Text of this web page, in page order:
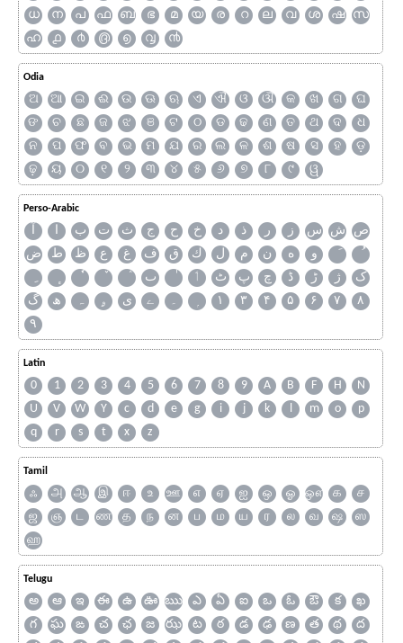
ധ
ന പ ഫ ബ ഭ മ യ ര റ ല വ ശ ഷ
സ
ഹ
൧ ൪ ൫ ൭ ൮ ൯
Odia
ଅ ଆ ଇ ଈ ଉ ଊ ଋ ଏ ଐ ଓ ଔ କ ଖ ଗ
ଘ
ଙ
ଚ ଛ ଜ ଝ ଞ ଟ ଠ ଡ ଢ ଣ ତ ଥ ଦ
ଧ
ନ
ପ ଫ ବ ଭ ମ ଯ ର ଲ ଳ ଶ ଷ ସ ହ
ଡ଼
ଢ଼
ୟ ୦ ୧ ୨ ୩ ୪ ୫ ୬ ୭ ୮ ୯ ୱ
Perso-Arabic
آ ا ب ت ث ج ح خ د ذ ر ز س ش ص
ض
ط ظ ع غ ف ق ك ل م ن ه
و
ٮ
ٲ ٹ پ چ ڈ ڑ ژ
ک
گ
ھ ہ ۄ ی ے ۔ ۱ ۳ ۴ ۵ ۶ ۷
۸
۹
Latin
0 1 2 3 4 5 6 7 8 9 A B F H
N
U
V W Y c d e g i j k l m o
p
q
r s t x z
Tamil
ஃ அ ஆ இ ஈ உ ஊ எ ஏ ஐ ஒ ஓ ஔ க
ச
ஜ
ஞ ட ண த ந ன ப ம ய ர ல வ ஷ
ஸ
ஹ
Telugu
అ ఆ ఇ ఈ ఉ ఊ ఋ ఎ ఏ ఐ ఒ ఓ ఔ క
ఖ
గ
ఘ ఙ చ ఛ జ ఝ ట ఠ డ ఢ ణ త థ
ద